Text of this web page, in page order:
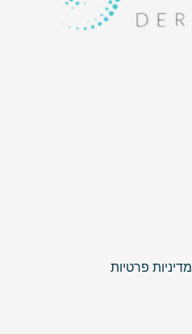
מדיניות פרטיות